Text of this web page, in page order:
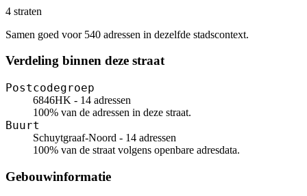
4 straten
Samen goed voor 540 adressen in dezelfde stadscontext.
Verdeling binnen deze straat
Postcodegroep
6846HK - 14 adressen
100% van de adressen in deze straat.
Buurt
Schuytgraaf-Noord - 14 adressen
100% van de straat volgens openbare adresdata.
Gebouwinformatie